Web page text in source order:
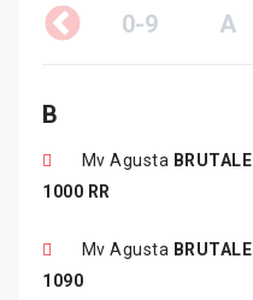
0-9 A
B
Mv Agusta BRUTALE
1000 RR
Mv Agusta BRUTALE
1090